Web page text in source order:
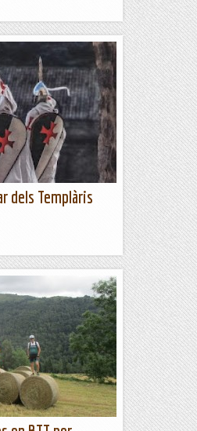
dels Templàris